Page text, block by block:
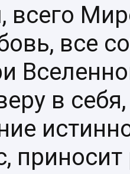
всего
все
в
приносит